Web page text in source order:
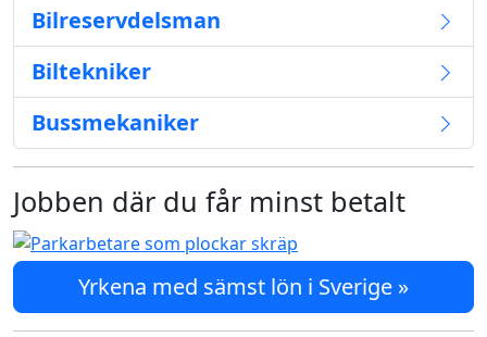
Bilreservdelsman
Biltekniker
Bussmekaniker
Jobben där du får minst betalt
Yrkena med sämst lön i Sverige »